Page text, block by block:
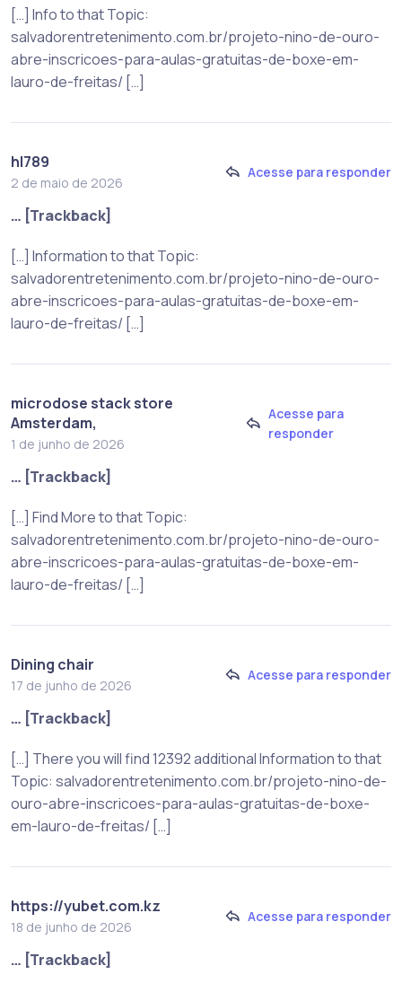
[…] Info to that Topic:
salvadorentretenimento.com.br/projeto-nino-de-ouro-
abre-inscricoes-para-aulas-gratuitas-de-boxe-em-
lauro-de-freitas/ […]
hl789
2 de maio de 2026
Acesse para responder
… [Trackback]
[…] Information to that Topic:
salvadorentretenimento.com.br/projeto-nino-de-ouro-
abre-inscricoes-para-aulas-gratuitas-de-boxe-em-
lauro-de-freitas/ […]
microdose stack store
Amsterdam,
1 de junho de 2026
Acesse para
responder
… [Trackback]
[…] Find More to that Topic:
salvadorentretenimento.com.br/projeto-nino-de-ouro-
abre-inscricoes-para-aulas-gratuitas-de-boxe-em-
lauro-de-freitas/ […]
Dining chair
17 de junho de 2026
Acesse para responder
… [Trackback]
[…] There you will find 12392 additional Information to that
Topic: salvadorentretenimento.com.br/projeto-nino-de-
ouro-abre-inscricoes-para-aulas-gratuitas-de-boxe-
em-lauro-de-freitas/ […]
https://yubet.com.kz
18 de junho de 2026
Acesse para responder
… [Trackback]